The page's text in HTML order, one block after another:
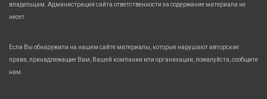
владельцам. Администрация сайта ответственности за содержание материала не
несет.
Если Вы обнаружили на нашем сайте материалы, которые нарушают авторские
права, принадлежащие Вам, Вашей компании или организации, пожалуйста, сообщите
нам.